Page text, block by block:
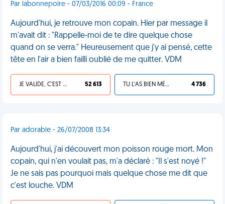
Par labonnepoire - 07/03/2016 00:09 - France
Aujourd'hui, je retrouve mon copain. Hier par message il
m'avait dit : "Rappelle-moi de te dire quelque chose
quand on se verra." Heureusement que j'y ai pensé, cette
tête en l'air a bien failli oublié de me quitter. VDM
JE VALIDE, C'EST UNE VDM 52 613 TU L'AS BIEN MÉRITÉ 4 736
Par adorable - 26/07/2008 13:34
Aujourd'hui, j'ai découvert mon poisson rouge mort. Mon
copain, qui n'en voulait pas, m'a déclaré : "Il s'est noyé !"
Je ne sais pas pourquoi mais quelque chose me dit que
c'est louche. VDM